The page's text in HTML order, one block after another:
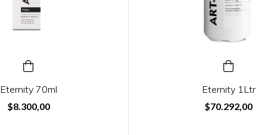
Eternity 70ml
$8.300,00
Eternity 1Ltr
$70.292,00